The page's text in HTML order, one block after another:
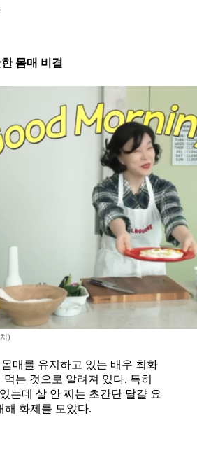
몸매 비결
)
매를 유지하고 있는 배우 최화
는 것으로 알려져 있다. 특히
는데 살 안 찌는 초간단 달걀 요
해 화제를 모았다.